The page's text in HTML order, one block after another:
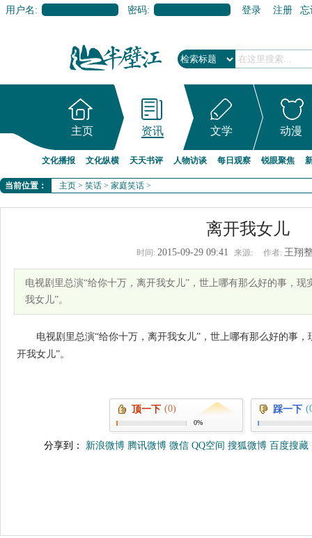
用户名: 密码: 登录 注册 忘
主页 资讯 文学 动漫
文化播报 文化纵横 天天书评 人物访谈 每日观察 锐眼聚焦
当前位置： 主页 > 笑话 > 家庭笑话 >
离开我女儿
时间: 2015-09-29 09:41 来源: 作者: 王翔
电视剧里总演“给你十万，离开我女儿”，世上哪有那么好的事，
我女儿”。
电视剧里总演“给你十万，离开我女儿”，世上哪有那么好的事
开我女儿”。
顶一下 (0)
0%
踩一下
分享到： 新浪微博 腾讯微博 微信 QQ空间 搜狐微博 百度搜藏